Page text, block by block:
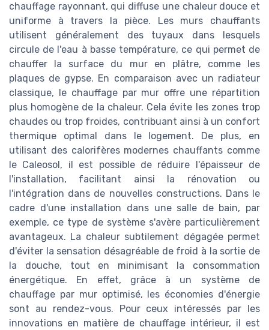
chauffage rayonnant, qui diffuse une chaleur douce et
uniforme à travers la pièce. Les murs chauffants
utilisent généralement des tuyaux dans lesquels
circule de l'eau à basse température, ce qui permet de
chauffer la surface du mur en plâtre, comme les
plaques de gypse. En comparaison avec un radiateur
classique, le chauffage par mur offre une répartition
plus homogène de la chaleur. Cela évite les zones trop
chaudes ou trop froides, contribuant ainsi à un confort
thermique optimal dans le logement. De plus, en
utilisant des calorifères modernes chauffants comme
le Caleosol, il est possible de réduire l'épaisseur de
l'installation, facilitant ainsi la rénovation ou
l'intégration dans de nouvelles constructions. Dans le
cadre d'une installation dans une salle de bain, par
exemple, ce type de système s'avère particulièrement
avantageux. La chaleur subtilement dégagée permet
d'éviter la sensation désagréable de froid à la sortie de
la douche, tout en minimisant la consommation
énergétique. En effet, grâce à un système de
chauffage par mur optimisé, les économies d'énergie
sont au rendez-vous. Pour ceux intéressés par les
innovations en matière de chauffage intérieur, il est